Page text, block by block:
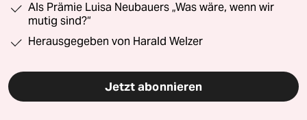
Als Prämie Luisa Neubauers „Was wäre, wenn wir
mutig sind?“
Herausgegeben von Harald Welzer
Jetzt abonnieren